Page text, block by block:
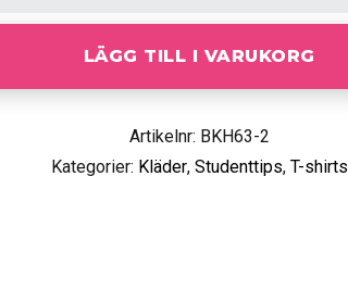
LÄGG TILL I VARUKORG
Artikelnr: BKH63-2
Kategorier: Kläder, Studenttips, T-shirts